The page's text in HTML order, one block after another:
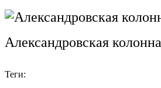
Александровская колонна
Теги: